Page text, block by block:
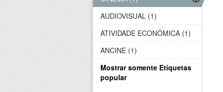
AUDIOVISUAL (1)
ATIVIDADE ECONÔMICA (1)
ANCINE (1)
Mostrar somente Etiquetas
popular